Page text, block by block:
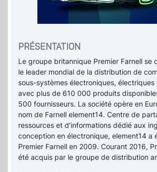
PRÉSENTATION
Le groupe britannique Premier Farnell se
le leader mondial de la distribution de
sous-systèmes électroniques, électriques
avec plus de 610 000 produits
500 fournisseurs. La société opère en
nom de Farnell element14. Centre de
ressources et d’informations dédié aux
conception en électronique, element14 a
Premier Farnell en 2009. Courant 2016,
été acquis par le groupe de distribution